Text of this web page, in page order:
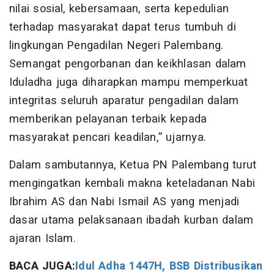
nilai sosial, kebersamaan, serta kepedulian
terhadap masyarakat dapat terus tumbuh di
lingkungan Pengadilan Negeri Palembang.
Semangat pengorbanan dan keikhlasan dalam
Iduladha juga diharapkan mampu memperkuat
integritas seluruh aparatur pengadilan dalam
memberikan pelayanan terbaik kepada
masyarakat pencari keadilan,” ujarnya.
Dalam sambutannya, Ketua PN Palembang turut
mengingatkan kembali makna keteladanan Nabi
Ibrahim AS dan Nabi Ismail AS yang menjadi
dasar utama pelaksanaan ibadah kurban dalam
ajaran Islam.
BACA JUGA:Idul Adha 1447H, BSB Distribusikan